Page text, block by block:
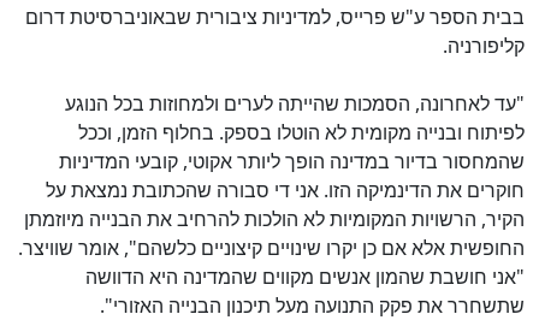
בבית הספר ע"ש פרייס, למדיניות ציבורית שבאוניברסיטת דרום
קליפורניה.
"עד לאחרונה, הסמכות שהייתה לערים ולמחוזות בכל הנוגע
לפיתוח ובנייה מקומית לא הוטלו בספק. בחלוף הזמן, וככל
שהמחסור בדיור במדינה הופך ליותר אקוטי, קובעי המדיניות
חוקרים את הדינמיקה הזו. אני די סבורה שהכתובת נמצאת על
הקיר, הרשויות המקומיות לא הולכות להרחיב את הבנייה מיוזמתן
החופשית אלא אם כן יקרו שינויים קיצוניים כלשהם", אומר שוויצר.
"אני חושבת שהמון אנשים מקווים שהמדינה היא הדוושה
שתשחרר את פקק התנועה מעל תיכנון הבנייה האזורי".